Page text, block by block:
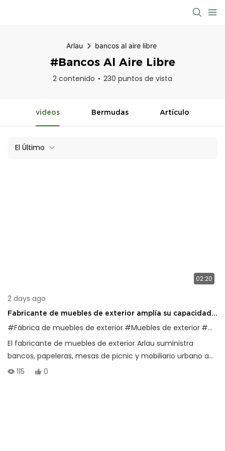
Arlau bancos al aire libre
#bancos Al Aire Libre
2 contenido 230 puntos de vista
videos Bermudas Artículo
El Último
02:20
2 days ago
Fabricante de muebles de exterior amplía su capacidad
de producción global.
#Fábrica de muebles de exterior #Muebles de exterior #mesas de picnic
El fabricante de muebles de exterior Arlau suministra
bancos, papeleras, mesas de picnic y mobiliario urbano a
clientes en más de 80 países de todo el mundo.
115 0